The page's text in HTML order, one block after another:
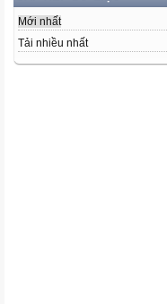
Mới nhất
Tải nhiều nhất